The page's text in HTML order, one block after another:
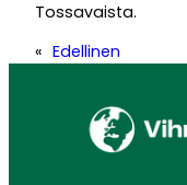
Tossavaista.
« Edellinen